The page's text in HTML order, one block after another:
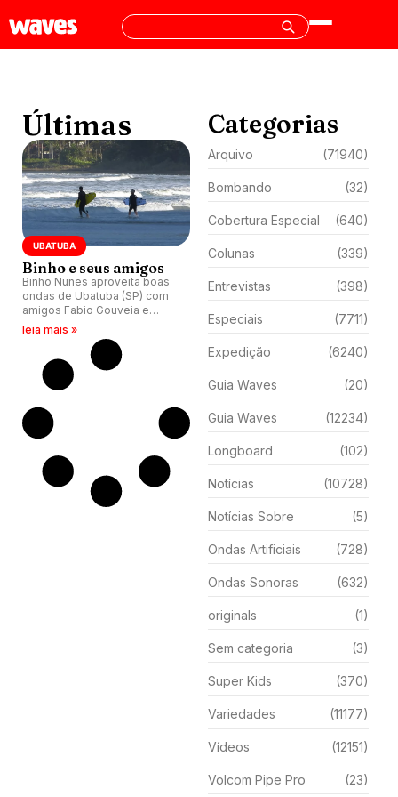
Últimas
UBATUBA
Binho e seus amigos
Binho Nunes aproveita boas
ondas de Ubatuba (SP) com
amigos Fabio Gouveia e
Juliana dos Santos.
leia mais »
Categorias
Arquivo (71940)
Bombando (32)
Cobertura Especial (640)
Colunas (339)
Entrevistas (398)
Especiais (7711)
Expedição (6240)
Guia Waves (20)
Guia Waves (12234)
Longboard (102)
Notícias (10728)
Notícias Sobre (5)
Ondas Artificiais (728)
Ondas Sonoras (632)
originals (1)
Sem categoria (3)
Super Kids (370)
Variedades (11177)
Vídeos (12151)
Volcom Pipe Pro (23)